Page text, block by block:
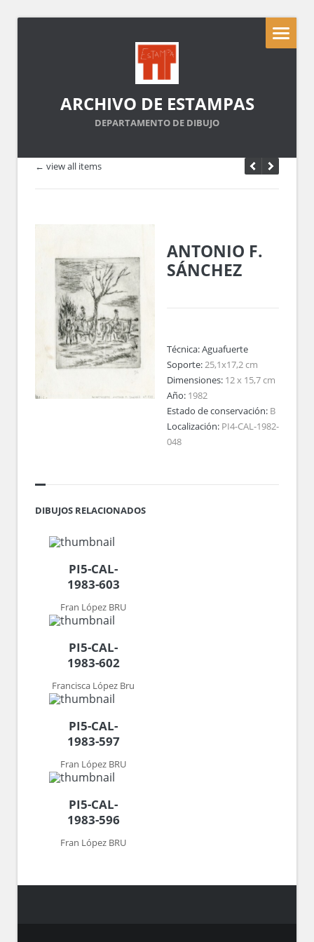
ARCHIVO DE ESTAMPAS
DEPARTAMENTO DE DIBUJO
← view all items
ANTONIO F.
SÁNCHEZ
Técnica:Aguafuerte
Soporte:25,1x17,2 cm
Dimensiones: 12 x 15,7 cm
Año: 1982
Estado de conservación: B
Localización: PI4-CAL-1982-
048
DIBUJOS RELACIONADOS
PI5-CAL-
1983-603
Fran López BRU
PI5-CAL-
1983-602
Francisca López Bru
PI5-CAL-
1983-597
Fran López BRU
PI5-CAL-
1983-596
Fran López BRU